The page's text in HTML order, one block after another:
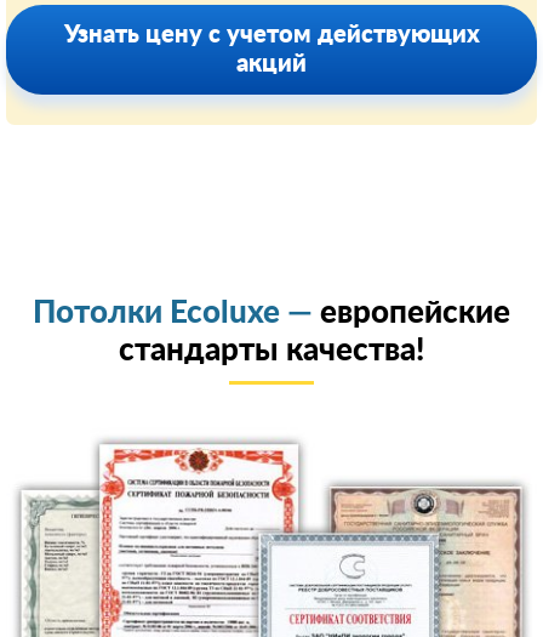
Узнать цену с учетом действующих
акций
Потолки Ecoluxe — европейские
стандарты качества!